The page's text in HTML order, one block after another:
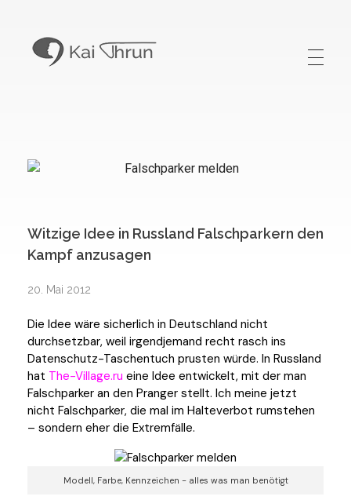
Witzige Idee in Russland Falschparkern den
Kampf anzusagen
20. Mai 2012
Die Idee wäre sicherlich in Deutschland nicht
durchsetzbar, weil irgendjemand recht rasch ins
Datenschutz-Taschentuch prusten würde. In Russland
hat The-Village.ru eine Idee entwickelt, mit der man
Falschparker an den Pranger stellt. Ich meine jetzt
nicht Falschparker, die mal im Halteverbot rumstehen
– sondern eher die Extremfälle.
Modell, Farbe, Kennzeichen - alles was man benötigt